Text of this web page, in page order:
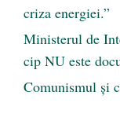
criza energiei.”
Ministerul de
cip NU este
Comunismul şi